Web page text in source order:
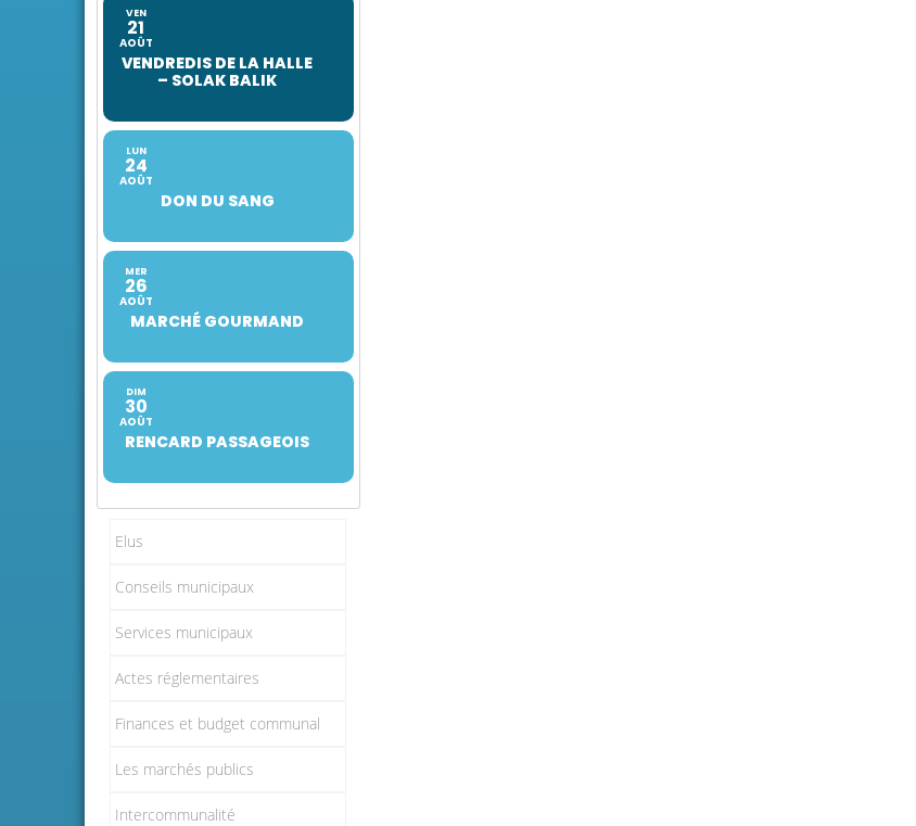
VEN
21
AOÛT
VENDREDIS DE LA HALLE
– SOLAK BALIK
LUN
24
AOÛT
DON DU SANG
MER
26
AOÛT
MARCHÉ GOURMAND
DIM
30
AOÛT
RENCARD PASSAGEOIS
Elus
Conseils municipaux
Services municipaux
Actes réglementaires
Finances et budget communal
Les marchés publics
Intercommunalité